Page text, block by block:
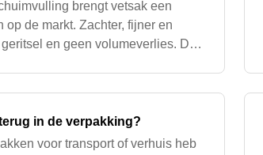
brengt vetsak een
de markt. Zachter, fijner en
en geen volumeverlies. De
in de verpakking?
voor transport of verhuis heb